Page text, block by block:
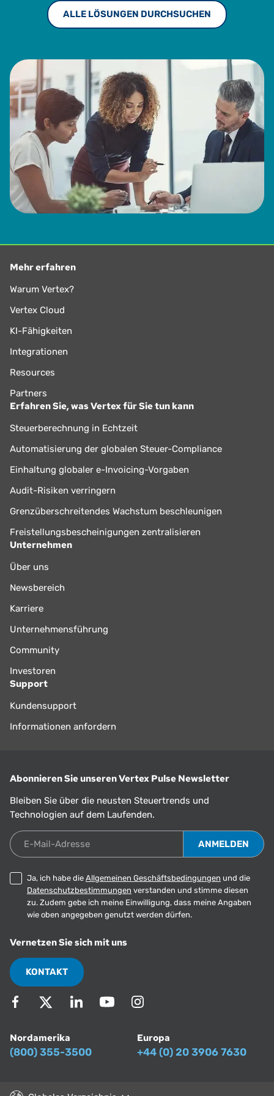
ALLE LÖSUNGEN DURCHSUCHEN
Mehr erfahren
Warum Vertex?
Vertex Cloud
KI-Fähigkeiten
Integrationen
Resources
Partners
Erfahren Sie, was Vertex für Sie tun kann
Steuerberechnung in Echtzeit
Automatisierung der globalen Steuer-Compliance
Einhaltung globaler e-Invoicing-Vorgaben
Audit-Risiken verringern
Grenzüberschreitendes Wachstum beschleunigen
Freistellungsbescheinigungen zentralisieren
Unternehmen
Über uns
Newsbereich
Karriere
Unternehmensführung
Community
Investoren
Support
Kundensupport
Informationen anfordern
Abonnieren Sie unseren Vertex Pulse Newsletter
Bleiben Sie über die neusten Steuertrends und
Technologien auf dem Laufenden.
E-Mail-Adresse
Ja, ich habe die Allgemeinen Geschäftsbedingungen und die
Datenschutzbestimmungen verstanden und stimme diesen
zu. Zudem gebe ich meine Einwilligung, dass meine Angaben
wie oben angegeben genutzt werden dürfen.
Vernetzen Sie sich mit uns
KONTAKT
Nordamerika
(800) 355-3500
Europa
+44 (0) 20 3906 7630